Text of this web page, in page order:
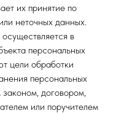
их принятие по
неточных данных.
в
персональных
цели обработки
персональных
договором,
или поручителем